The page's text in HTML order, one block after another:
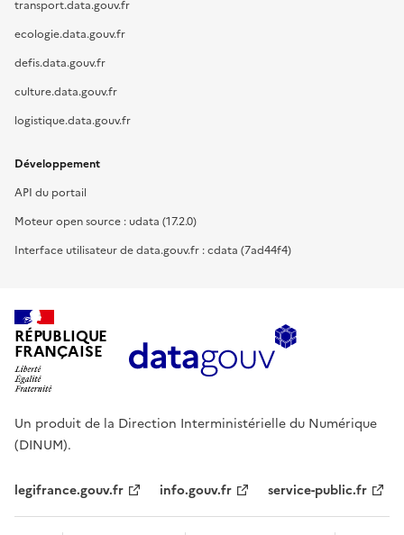
transport.data.gouv.fr
ecologie.data.gouv.fr
defis.data.gouv.fr
culture.data.gouv.fr
logistique.data.gouv.fr
Développement
API du portail
Moteur open source : udata (17.2.0)
Interface utilisateur de data.gouv.fr : cdata (7ad44f4)
RÉPUBLIQUE
FRANÇAISE
Un produit de la Direction Interministérielle du Numérique
(DINUM).
legifrance.gouv.fr info.gouv.fr service-public.fr